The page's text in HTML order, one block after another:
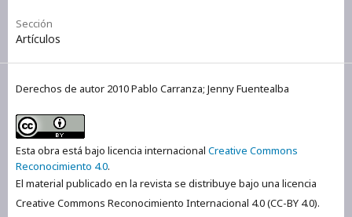
Sección
Artículos
Derechos de autor 2010 Pablo Carranza; Jenny Fuentealba
Esta obra está bajo licencia internacional Creative Commons
Reconocimiento 4.0.
El material publicado en la revista se distribuye bajo una licencia
Creative Commons Reconocimiento Internacional 4.0 (CC-BY 4.0).